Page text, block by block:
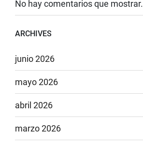
No hay comentarios que mostrar.
ARCHIVES
junio 2026
mayo 2026
abril 2026
marzo 2026